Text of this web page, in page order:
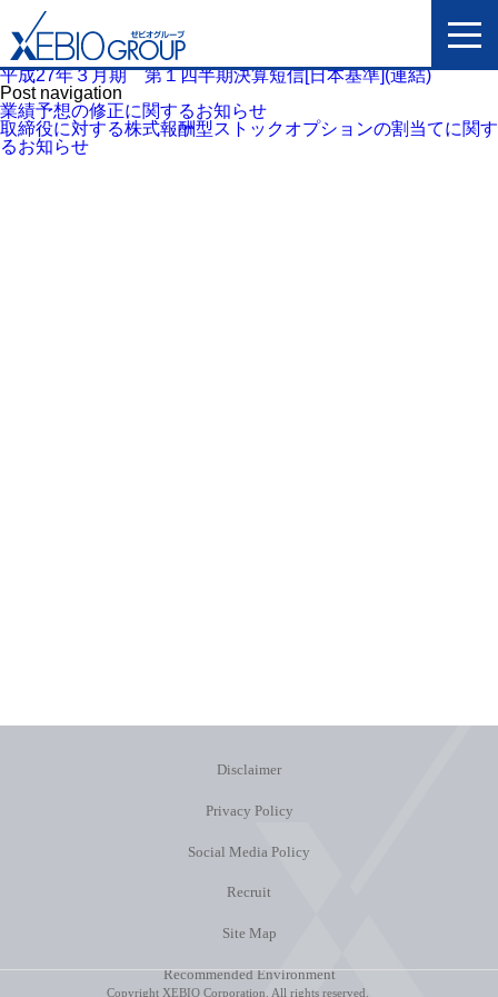
平成27年３月期 第１四半期決算短信[日本基準](連結)
Post navigation
業績予想の修正に関するお知らせ
取締役に対する株式報酬型ストックオプションの割当てに関す
るお知らせ
Disclaimer
Privacy Policy
Social Media Policy
Recruit
Site Map
Recommended Environment
Copyright XEBIO Corporation. All rights reserved.